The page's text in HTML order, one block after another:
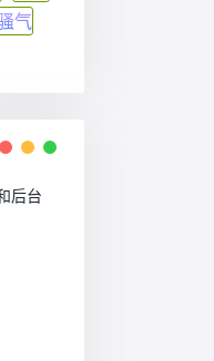
气
后台